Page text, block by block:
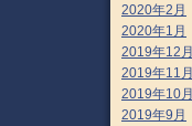
2020年2月
2020年1月
2019年12月
2019年11月
2019年10月
2019年9月